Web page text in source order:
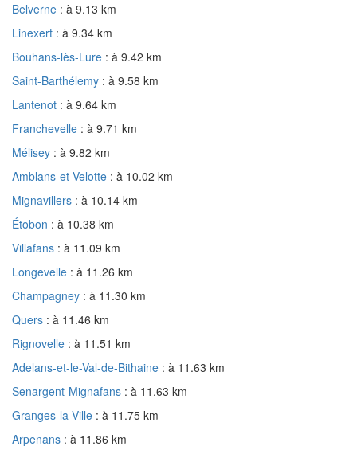
Belverne : à 9.13 km
Linexert : à 9.34 km
Bouhans-lès-Lure : à 9.42 km
Saint-Barthélemy : à 9.58 km
Lantenot : à 9.64 km
Franchevelle : à 9.71 km
Mélisey : à 9.82 km
Amblans-et-Velotte : à 10.02 km
Mignavillers : à 10.14 km
Étobon : à 10.38 km
Villafans : à 11.09 km
Longevelle : à 11.26 km
Champagney : à 11.30 km
Quers : à 11.46 km
Rignovelle : à 11.51 km
Adelans-et-le-Val-de-Bithaine : à 11.63 km
Senargent-Mignafans : à 11.63 km
Granges-la-Ville : à 11.75 km
Arpenans : à 11.86 km